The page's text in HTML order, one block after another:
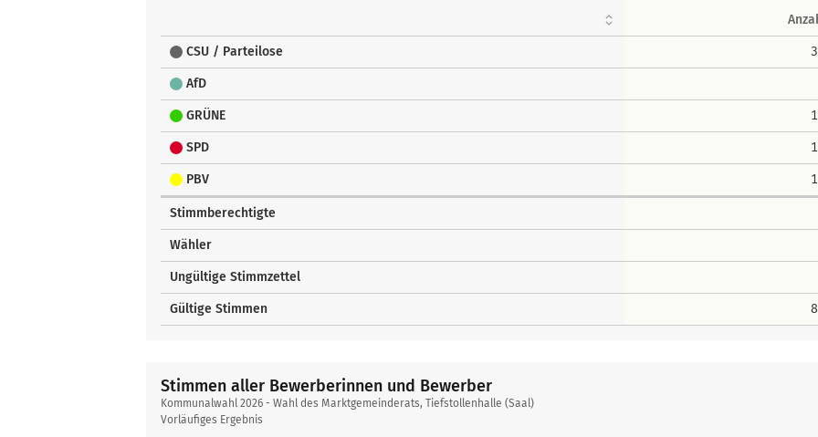
CSU / Parteilose
AfD
GRÜNE
SPD
PBV
Stimmberechtigte
Wähler
Ungültige Stimmzettel
Gültige Stimmen
Stimmen aller Bewerberinnen und Bewerber
Kommunalwahl 2026 - Wahl des Marktgemeinderats, Tiefstollenhalle (Saal)
Vorläufiges Ergebnis